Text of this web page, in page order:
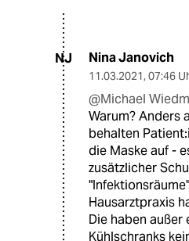
NJ Nina Janovich
11.03.2021, 07:46
@Michael
Warum? Anders
behalten
die Maske auf -
zusätzlicher
Hausarztpraxis
Die haben außer
Kühlschranks